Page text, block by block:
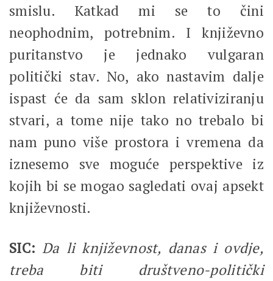
smislu. Katkad mi se to čini
neophodnim, potrebnim. I književno
puritanstvo je jednako vulgaran
politički stav. No, ako nastavim dalje
ispast će da sam sklon relativiziranju
stvari, a tome nije tako no trebalo bi
nam puno više prostora i vremena da
iznesemo sve moguće perspektive iz
kojih bi se mogao sagledati ovaj apsekt
književnosti.
SIC: Da li književnost, danas i ovdje,
treba biti društveno-politički